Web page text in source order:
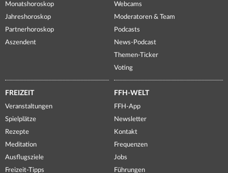
Monatshoroskop
Jahreshoroskop
Partnerhoroskop
Aszendent
Webcams
Moderatoren & Team
Podcasts
News-Podcast
Themen-Ticker
Voting
FREIZEIT
Veranstaltungen
Spielplätze
Rezepte
Meditation
Ausflugsziele
Freizeit-Tipps
FFH-WELT
FFH-App
Newsletter
Kontakt
Frequenzen
Jobs
Führungen